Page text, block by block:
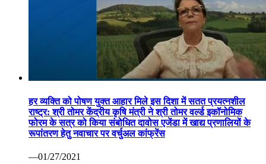
हर व्यक्ति को पोषण युक्त आहार मिले इस दिशा में सतत प्रयत्नशील
राष्ट्र: श्री तोमर केंद्रीय कृषि मंत्री ने श्री तोमर वर्ल्ड इकॉनोमिक
फोरम के सत्र को किया संबोधित दावोस एजेंडा में खाद्य प्रणालियों के
रूपांतरण हेतु नवाचार पर वर्चुअल कांफ्रेंस
—01/27/2021